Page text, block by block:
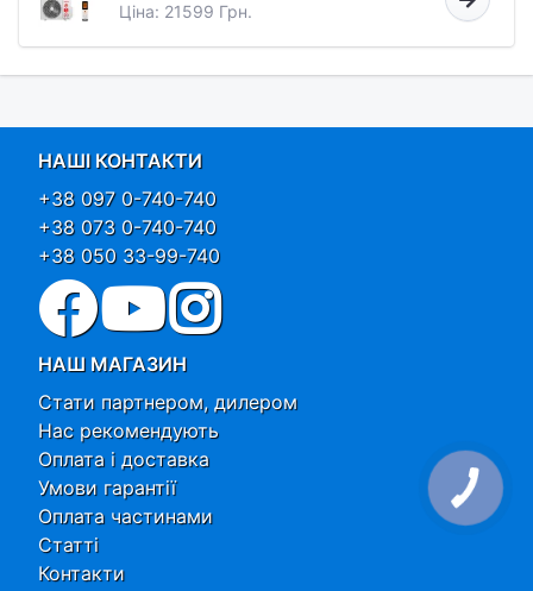
Ціна: 21599 Грн.
НАШІ КОНТАКТИ
+38 097 0-740-740
+38 073 0-740-740
+38 050 33-99-740
НАШ МАГАЗИН
Стати партнером, дилером
Нас рекомендують
Оплата і доставка
Умови гарантії
Оплата частинами
Статті
Контакти